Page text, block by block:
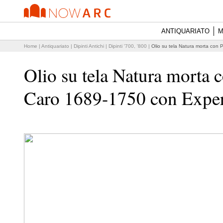
ANTIQUARIATO
Home | Antiquariato | Dipinti Antichi | Dipinti '700, '800 | Olio su tela Natura morta con
Olio su tela Natura morta
Caro 1689-1750 con